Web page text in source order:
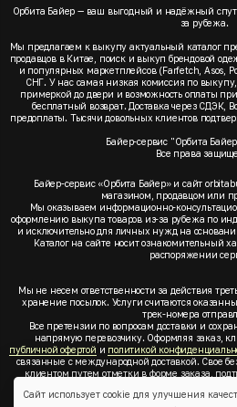
Орбита Байер — ваш выгодный и надёжный
за рубежа.
Мы предлагаем к выкупу актуальный каталог
продавцов в Китае, поиск и выкуп брендовой
и популярных маркетплейсов (Farfetch, Asos,
СНГ. У нас самая низкая комиссия по выкупу,
примеркой до двери и возможность оплаты
бесплатный возврат. Доставка через СДЭК,
предоплаты. Тысячи довольных клиентов
Байер-сервис "Орбита
Все права
Байер-сервис «Орбита Байер» и сайт
магазином, продавцом или
Мы оказываем информационно-
оформлению выкупа товаров из-за рубежа по
и исключительно для личных нужд на
Каталог на сайте носит ознакомительный
распоряжении
Мы не несем ответственности за действия
хранение посылок. Услуги считаются
трек-номера
Все претензии по вопросам доставки и
напрямую перевозчику. Оформляя заказ,
публичной офертой и политикой
связанные с международной доставкой. Свое
клиентом путем отметки в форме заказа,
согласие клиента со всеми предлагаемыми
клиента спубличной офертой иполитикой
Сайт использует cookie для улучшения